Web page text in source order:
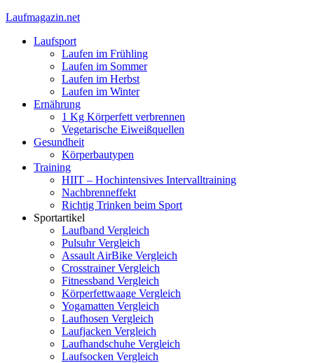
Laufmagazin.net
Laufsport
Laufen im Frühling
Laufen im Sommer
Laufen im Herbst
Laufen im Winter
Ernährung
1 Kg Körperfett verbrennen
Vegetarische Eiweißquellen
Gesundheit
Körperbautypen
Training
HIIT – Hochintensives Intervalltraining
Nachbrenneffekt
Richtig Trinken beim Sport
Sportartikel
Laufband Vergleich
Pulsuhr Vergleich
Assault AirBike Vergleich
Crosstrainer Vergleich
Fitnessband Vergleich
Körperfettwaage Vergleich
Yogamatten Vergleich
Laufhosen Vergleich
Laufjacken Vergleich
Laufhandschuhe Vergleich
Laufsocken Vergleich